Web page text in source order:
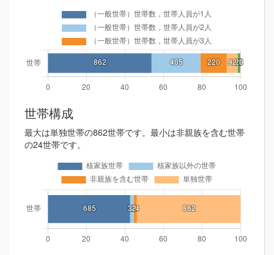
世帯構成
最大は単独世帯の862世帯です。最小は非親族を含む世帯
の24世帯です。